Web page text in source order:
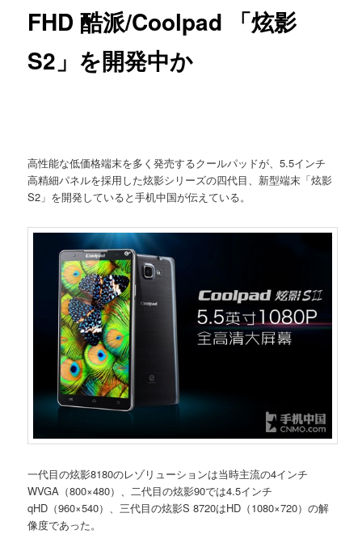
FHD 酷派/Coolpad 「炫影
S2」を開発中か
高性能な低価格端末を多く発売するクールパッドが、5.5インチ
高精細パネルを採用した炫影シリーズの四代目、新型端末「炫影
S2」を開発していると手机中国が伝えている。
一代目の炫影8180のレゾリューションは当時主流の4インチ
WVGA（800×480）、二代目の炫影90では4.5インチ
qHD（960×540）、三代目の炫影S 8720はHD（1080×720）の解
像度であった。